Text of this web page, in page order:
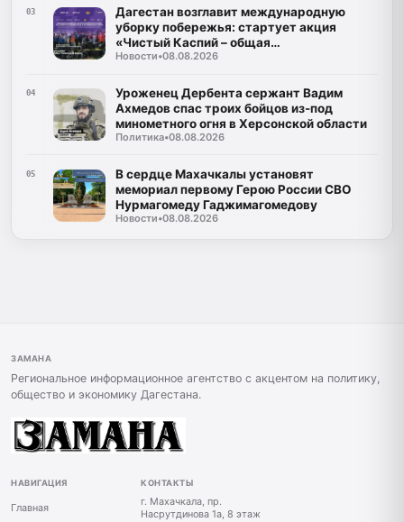
03
Дагестан возглавит международную
уборку побережья: стартует акция
«Чистый Каспий – общая
ответственность»
Новости•08.08.2026
04
Уроженец Дербента сержант Вадим
Ахмедов спас троих бойцов из-под
минометного огня в Херсонской области
Политика•08.08.2026
05
В сердце Махачкалы установят
мемориал первому Герою России СВО
Нурмагомеду Гаджимагомедову
Новости•08.08.2026
ЗАМАНА
Региональное информационное агентство с акцентом на политику,
общество и экономику Дагестана.
НАВИГАЦИЯ
Главная
КОНТАКТЫ
г. Махачкала, пр.
Насрутдинова 1а, 8 этаж